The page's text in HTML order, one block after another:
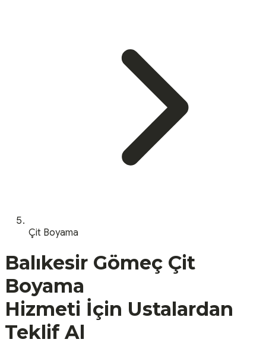
Çit Boyama
Balıkesir Gömeç Çit
Boyama
Hizmeti İçin Ustalardan
Teklif Al